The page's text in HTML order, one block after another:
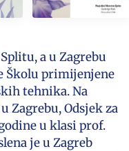
a u Zagrebu
Školu primijenjene
tehnika. Na
Odsjek za
u klasi prof.
je u Zagreb